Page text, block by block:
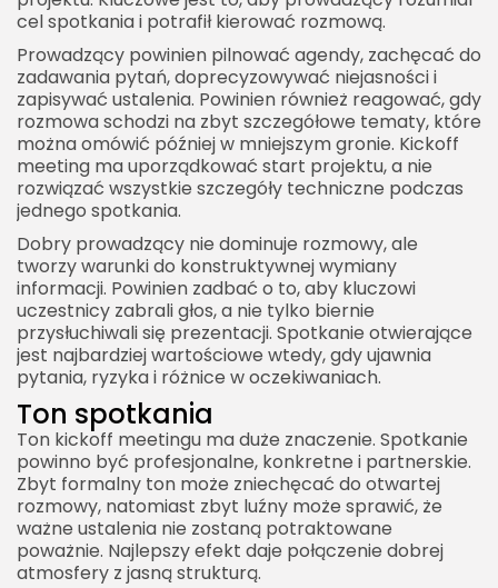
cel spotkania i potrafił kierować rozmową.
Prowadzący powinien pilnować agendy, zachęcać do
zadawania pytań, doprecyzowywać niejasności i
zapisywać ustalenia. Powinien również reagować, gdy
rozmowa schodzi na zbyt szczegółowe tematy, które
można omówić później w mniejszym gronie. Kickoff
meeting ma uporządkować start projektu, a nie
rozwiązać wszystkie szczegóły techniczne podczas
jednego spotkania.
Dobry prowadzący nie dominuje rozmowy, ale
tworzy warunki do konstruktywnej wymiany
informacji. Powinien zadbać o to, aby kluczowi
uczestnicy zabrali głos, a nie tylko biernie
przysłuchiwali się prezentacji. Spotkanie otwierające
jest najbardziej wartościowe wtedy, gdy ujawnia
pytania, ryzyka i różnice w oczekiwaniach.
Ton spotkania
Ton kickoff meetingu ma duże znaczenie. Spotkanie
powinno być profesjonalne, konkretne i partnerskie.
Zbyt formalny ton może zniechęcać do otwartej
rozmowy, natomiast zbyt luźny może sprawić, że
ważne ustalenia nie zostaną potraktowane
poważnie. Najlepszy efekt daje połączenie dobrej
atmosfery z jasną strukturą.